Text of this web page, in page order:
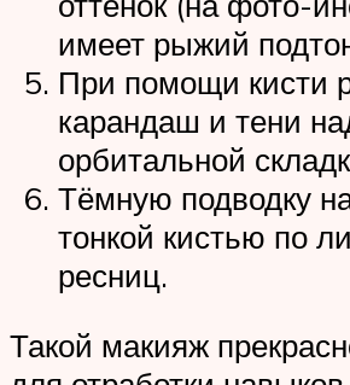
имеет рыжий
При помощи кисти
карандаш и тени
орбитальной
Тёмную подводку
тонкой кистью по
ресниц.
Такой макияж